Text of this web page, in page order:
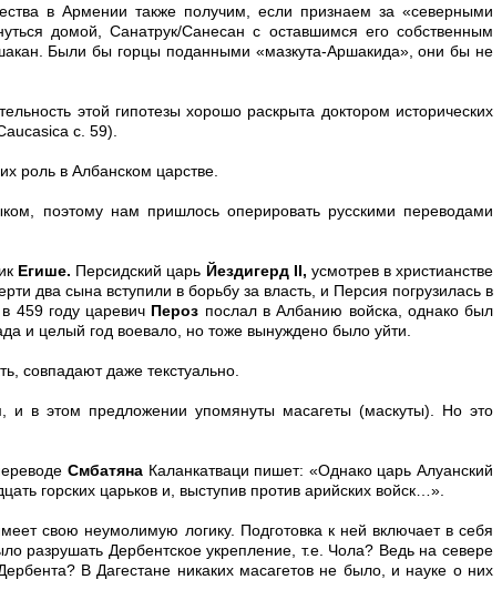
в Армении также получим, если признаем за «северными
домой, Санатрук/Санесан с оставшимся его собственным
Были бы горцы поданными «мазкута-Аршакида», они бы не
этой гипотезы хорошо раскрыта доктором исторических
с. 59).
роль в Албанском царстве.
поэтому нам пришлось оперировать русскими переводами
Егише. Персидский царь Йездигерд II, усмотрев в христианстве
два сына вступили в борьбу за власть, и Персия погрузилась в
459 году царевич Пероз послал в Албанию войска, однако был
и целый год воевало, но тоже вынуждено было уйти.
совпадают даже текстуально.
и в этом предложении упомянуты масагеты (маскуты). Но это
Смбатяна Каланкатваци пишет: «Однако царь Алуанский
горских царьков и, выступив против арийских войск…».
свою неумолимую логику. Подготовка к ней включает в себя
разрушать Дербентское укрепление, т.е. Чола? Ведь на севере
В Дагестане никаких масагетов не было, и науке о них